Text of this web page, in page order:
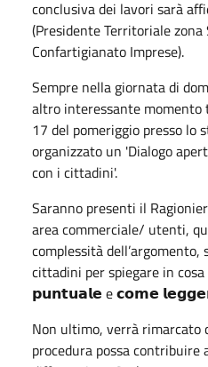
conclusiva dei lavori sarà
(Presidente Territoriale
Confartigianato Imprese).
Sempre nella giornata di
altro interessante momento
17 del pomeriggio presso lo
organizzato un 'Dialogo
con i cittadini'.
Saranno presenti il
area commerciale/ utenti,
complessità dell’argomento,
cittadini per spiegare in
𝗽𝘂𝗻𝘁𝘂𝗮𝗹𝗲 e 𝗰𝗼𝗺𝗲
Non ultimo, verrà rimarcato
procedura possa contribuire